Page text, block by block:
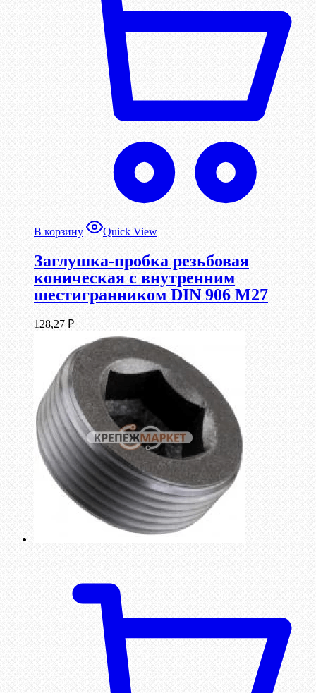
В корзину Quick View
Заглушка-пробка резьбовая
коническая с внутренним
шестигранником DIN 906 М27
128,27 ₽